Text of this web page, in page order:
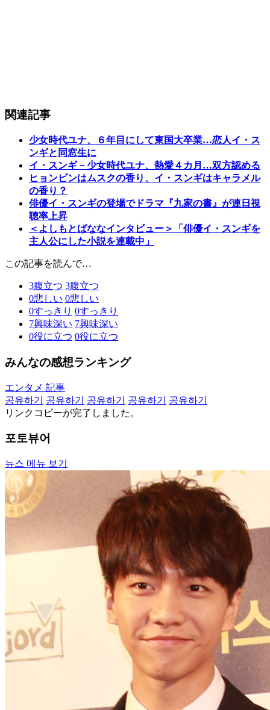
関連記事
少女時代ユナ、６年目にして東国大卒業…恋人イ・ス
ンギと同窓生に
イ・スンギ－少女時代ユナ、熱愛４カ月…双方認める
ヒョンビンはムスクの香り、イ・スンギはキャラメル
の香り？
俳優イ・スンギの登場でドラマ『九家の書』が連日視
聴率上昇
＜よしもとばななインタビュー＞「俳優イ・スンギを
主人公にした小説を連載中」
この記事を読んで…
3腹立つ 3腹立つ
0悲しい 0悲しい
0すっきり 0すっきり
7興味深い 7興味深い
0役に立つ 0役に立つ
みんなの感想ランキング
エンタメ 記事
공유하기
공유하기 공유하기 공유하기
공유하기
リンクコピーが完了しました。
포토뷰어
뉴스 메뉴 보기